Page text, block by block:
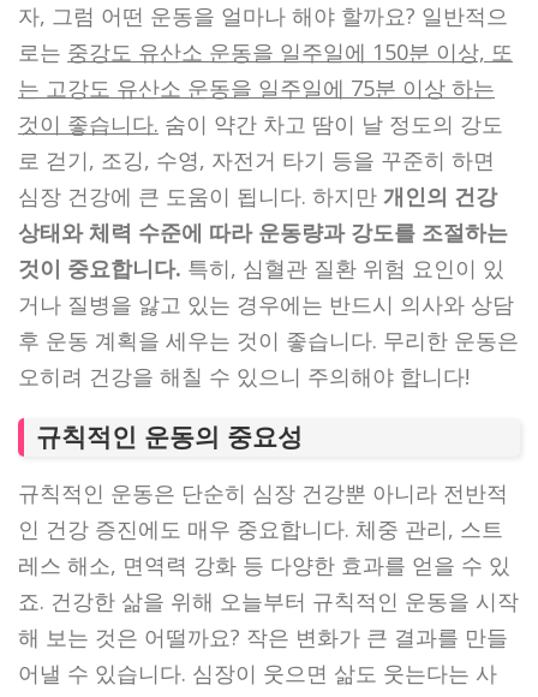
자, 그럼 어떤 운동을 얼마나 해야 할까요? 일반적으
로는 중강도 유산소 운동을 일주일에 150분 이상, 또
는 고강도 유산소 운동을 일주일에 75분 이상 하는
것이 좋습니다. 숨이 약간 차고 땀이 날 정도의 강도
로 걷기, 조깅, 수영, 자전거 타기 등을 꾸준히 하면
심장 건강에 큰 도움이 됩니다. 하지만 개인의 건강
상태와 체력 수준에 따라 운동량과 강도를 조절하는
것이 중요합니다. 특히, 심혈관 질환 위험 요인이 있
거나 질병을 앓고 있는 경우에는 반드시 의사와 상담
후 운동 계획을 세우는 것이 좋습니다. 무리한 운동은
오히려 건강을 해칠 수 있으니 주의해야 합니다!
규칙적인 운동의 중요성
규칙적인 운동은 단순히 심장 건강뿐 아니라 전반적
인 건강 증진에도 매우 중요합니다. 체중 관리, 스트
레스 해소, 면역력 강화 등 다양한 효과를 얻을 수 있
죠. 건강한 삶을 위해 오늘부터 규칙적인 운동을 시작
해 보는 것은 어떨까요? 작은 변화가 큰 결과를 만들
어낼 수 있습니다. 심장이 웃으면 삶도 웃는다는 사